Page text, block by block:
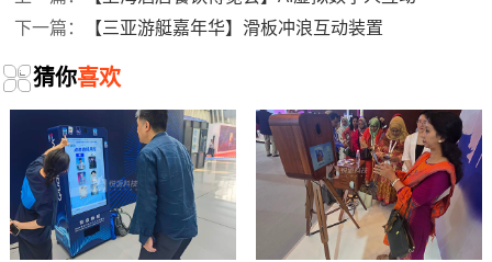
下一篇： 【三亚游艇嘉年华】滑板冲浪互动装置
猜你喜欢